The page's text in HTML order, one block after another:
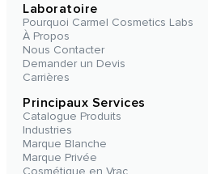
Laboratoire
Pourquoi Carmel Cosmetics Labs
À Propos
Nous Contacter
Demander un Devis
Carrières
Principaux Services
Catalogue Produits
Industries
Marque Blanche
Marque Privée